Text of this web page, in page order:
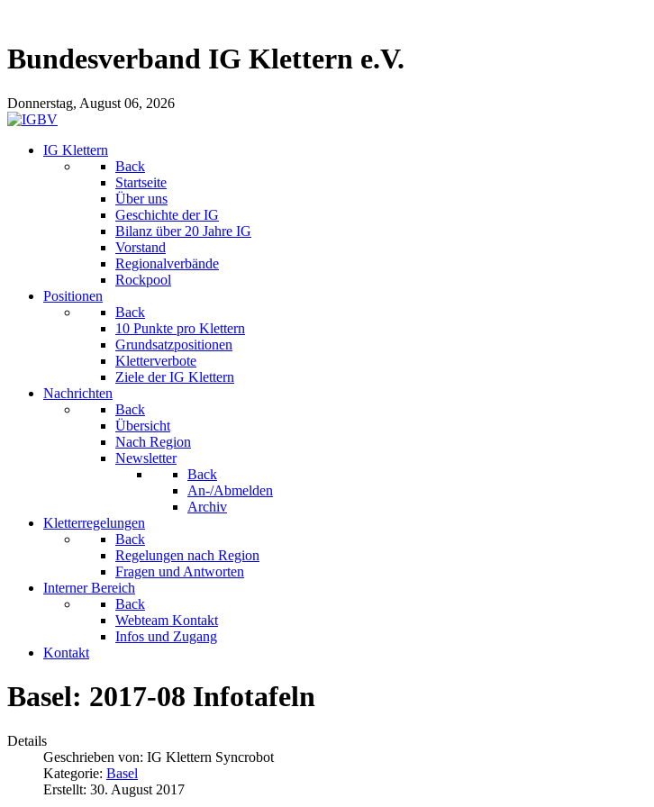
Bundesverband IG Klettern e.V.
Donnerstag, August 06, 2026
IG Klettern
Back
Startseite
Über uns
Geschichte der IG
Bilanz über 20 Jahre IG
Vorstand
Regionalverbände
Rockpool
Positionen
Back
10 Punkte pro Klettern
Grundsatzpositionen
Kletterverbote
Ziele der IG Klettern
Nachrichten
Back
Übersicht
Nach Region
Newsletter
Back
An-/Abmelden
Archiv
Kletterregelungen
Back
Regelungen nach Region
Fragen und Antworten
Interner Bereich
Back
Webteam Kontakt
Infos und Zugang
Kontakt
Basel: 2017-08 Infotafeln
Details
Geschrieben von: IG Klettern Syncrobot
Kategorie: Basel
Erstellt: 30. August 2017